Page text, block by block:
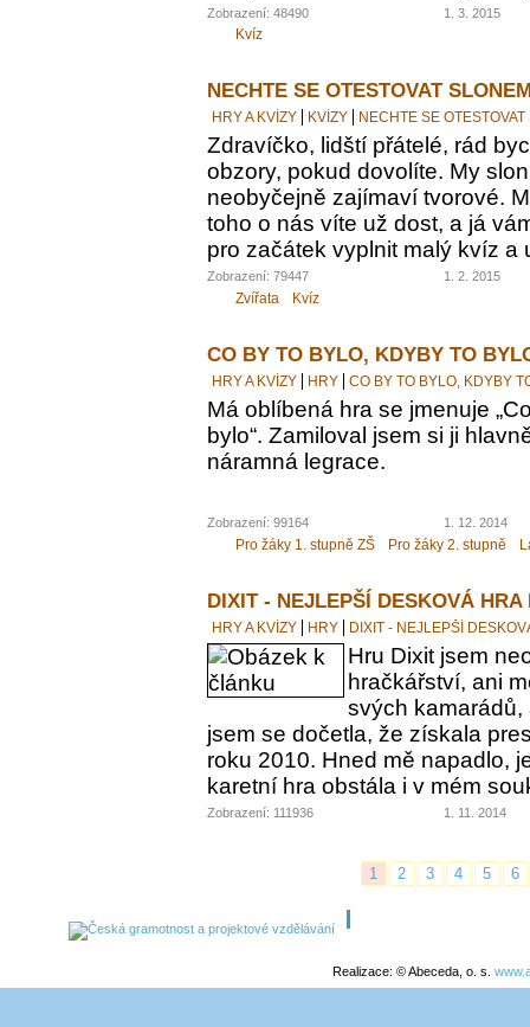
Zobrazení: 48490 1. 3. 2015
Kvíz
NECHTE SE OTESTOVAT
HRY A KVÍZY KVÍZY NECHTE SE
Zdravíčko, lidští přátelé, rád
obzory, pokud dovolíte. My
neobyčejně zajímaví tvorové.
toho o nás víte už dost, a já
pro začátek vyplnit malý kvíz a
Zobrazení: 79447 1. 2. 2015
Zvířata Kvíz
CO BY TO BYLO, KDYBY TO
HRY A KVÍZY HRY CO BY TO BYLO, KDYBY
Má oblíbená hra se jmenuje
bylo“. Zamiloval jsem si ji
náramná legrace.
Zobrazení: 99164 1. 12. 2014
Pro žáky 1. stupně ZŠ Pro žáky 2. stupně
DIXIT - NEJLEPŠÍ DESKOVÁ HRA
HRY A KVÍZY HRY DIXIT - NEJLEPŠÍ
Hru Dixit jsem
hračkářství, ani
svých kamarádů,
jsem se dočetla, že získala
roku 2010. Hned mě napadlo,
karetní hra obstála i v mém
Zobrazení: 111936 1. 11. 2014
1 2 3 4 5 6
Realizace: © Abeceda, o. s.